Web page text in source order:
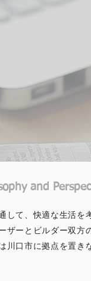
and
して、快適な生活
ザーとビルダー双方
川口市に拠点を置き